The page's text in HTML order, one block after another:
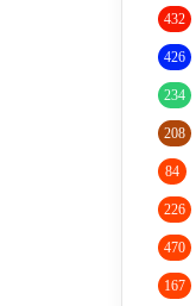
432
426
234
208
84
226
470
167